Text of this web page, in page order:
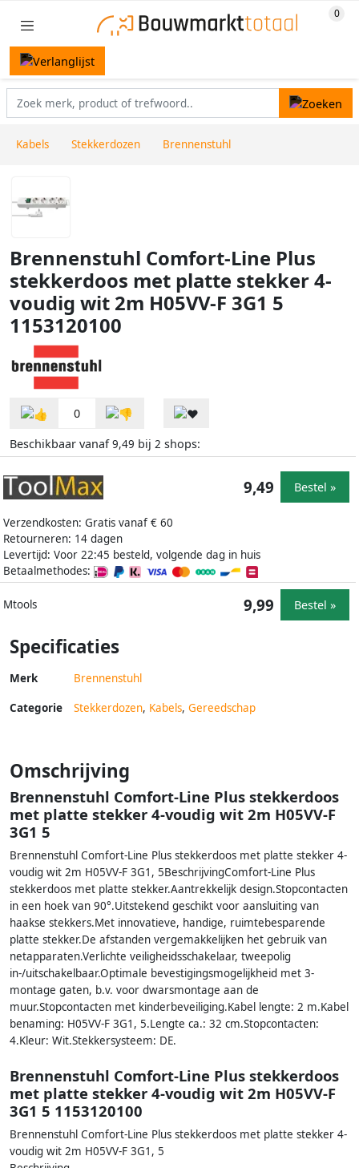
Kabels Stekkerdozen Brennenstuhl
Brennenstuhl Comfort-Line Plus
stekkerdoos met platte stekker 4-
voudig wit 2m H05VV-F 3G1 5
1153120100
0
Beschikbaar vanaf9,49 bij 2 shops:
Verzendkosten: Gratis vanaf € 60
Retourneren: 14 dagen
Levertijd: Voor 22:45 besteld, volgende dag in huis
Betaalmethodes:
9,49 Bestel »
Mtools 9,99 Bestel »
Specificaties
Merk Brennenstuhl
Categorie Stekkerdozen, Kabels, Gereedschap
Omschrijving
Brennenstuhl Comfort-Line Plus stekkerdoos
met platte stekker 4-voudig wit 2m H05VV-F
3G1 5
Brennenstuhl Comfort-Line Plus stekkerdoos met platte stekker 4-
voudig wit 2m H05VV-F 3G1, 5BeschrijvingComfort-Line Plus
stekkerdoos met platte stekker.Aantrekkelijk design.Stopcontacten
in een hoek van 90°.Uitstekend geschikt voor aansluiting van
haakse stekkers.Met innovatieve, handige, ruimtebesparende
platte stekker.De afstanden vergemakkelijken het gebruik van
netapparaten.Verlichte veiligheidsschakelaar, tweepolig
in-/uitschakelbaar.Optimale bevestigingsmogelijkheid met 3-
montage gaten, b.v. voor dwarsmontage aan de
muur.Stopcontacten met kinderbeveiliging.Kabel lengte: 2 m.Kabel
benaming: H05VV-F 3G1, 5.Lengte ca.: 32 cm.Stopcontacten:
4.Kleur: Wit.Stekkersysteem: DE.
Brennenstuhl Comfort-Line Plus stekkerdoos
met platte stekker 4-voudig wit 2m H05VV-F
3G1 5 1153120100
Brennenstuhl Comfort-Line Plus stekkerdoos met platte stekker 4-
voudig wit 2m H05VV-F 3G1, 5